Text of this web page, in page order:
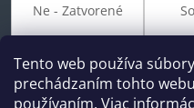
Tento web používa
prechádzaním tohto
používaním. Viac
Ne - Zatvorené
Ne